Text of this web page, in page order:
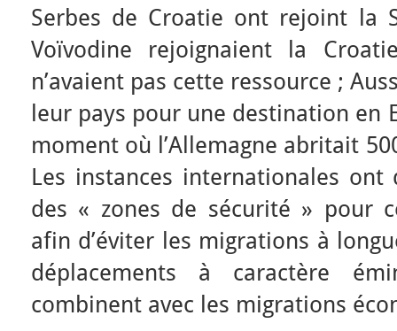
Serbes de Croatie ont rejoint la
Voïvodine rejoignaient la
n’avaient pas cette ressource ;
leur pays pour une destination en
moment où l’Allemagne abritait
Les instances internationales
des « zones de sécurité » pour
afin d’éviter les migrations à
déplacements à caractère
combinent avec les migrations